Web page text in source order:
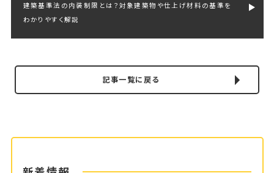
建築基準法の内装制限とは？対象建築物や仕上げ材料の基準を
わかりやすく解説
記事一覧に戻る